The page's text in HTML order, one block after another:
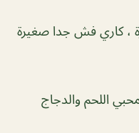
، كاري فش جدا صغيرة
اللحم والدجاج